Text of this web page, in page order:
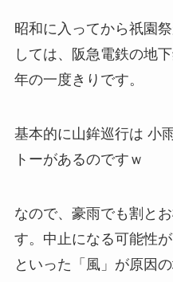
昭和に入ってから祇園
しては、阪急電鉄の地
年の一度きりです。
基本的に山鉾巡行は 小
トーがあるのですｗ
なので、豪雨でも割と
す。中止になる可能性
といった「 風」が原因